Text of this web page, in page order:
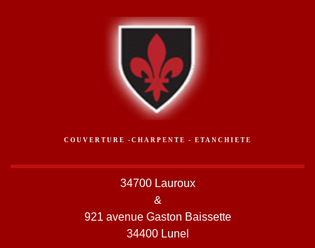
COUVERTURE -CHARPENTE - ETANCHIETE
34700 Lauroux
&
921 avenue Gaston Baissette
34400 Lunel